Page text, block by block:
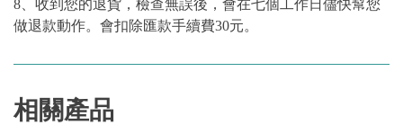
8、收到您的退貨，檢查無誤後，會在七個工作日儘快幫您
做退款動作。會扣除匯款手續費30元。
相關產品